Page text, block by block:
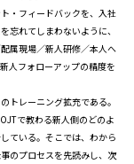
・フィードバックを、入社
忘れてしまわないように、
属現場／新人研修／本人へ
人フォローアップの精度を
トレーニング拡充である。
で教わる新人側のどのよ
ている。そこでは、わから
のプロセスを先読みし、次